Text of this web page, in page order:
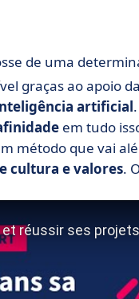
de uma
graças ao apoio da
artificial.
em tudo
método que vai
cultura e valores.